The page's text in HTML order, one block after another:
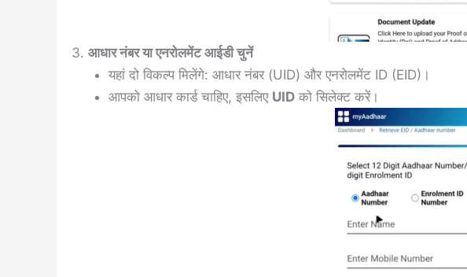
आधार नंबर या एनरोलमेंट आईडी चुनें
यहां दो विकल्प मिलेंगे: आधार नंबर (UID) और एनरोलमेंट ID (EID)।
आपको आधार कार्ड चाहिए, इसलिए UIDको सिलेक्ट करें।